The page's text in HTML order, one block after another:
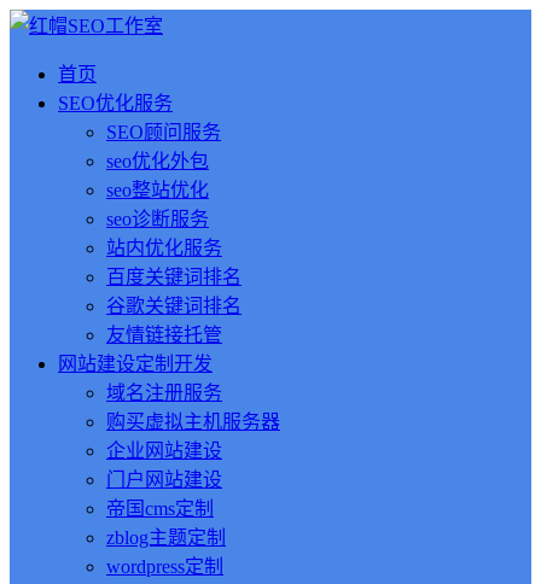
首页
SEO优化服务
SEO顾问服务
seo优化外包
seo整站优化
seo诊断服务
站内优化服务
百度关键词排名
谷歌关键词排名
友情链接托管
网站建设定制开发
域名注册服务
购买虚拟主机服务器
企业网站建设
门户网站建设
帝国cms定制
zblog主题定制
wordpress定制